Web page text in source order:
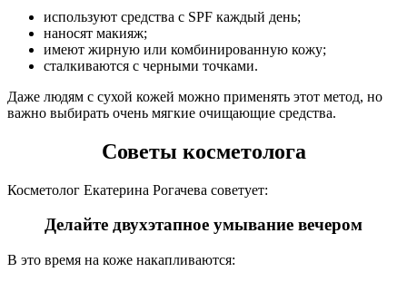
используют средства с SPF каждый день;
наносят макияж;
имеют жирную или комбинированную кожу;
сталкиваются с черными точками.
Даже людям с сухой кожей можно применять этот метод, но
важно выбирать очень мягкие очищающие средства.
Советы косметолога
Косметолог Екатерина Рогачева советует:
Делайте двухэтапное умывание вечером
В это время на коже накапливаются: